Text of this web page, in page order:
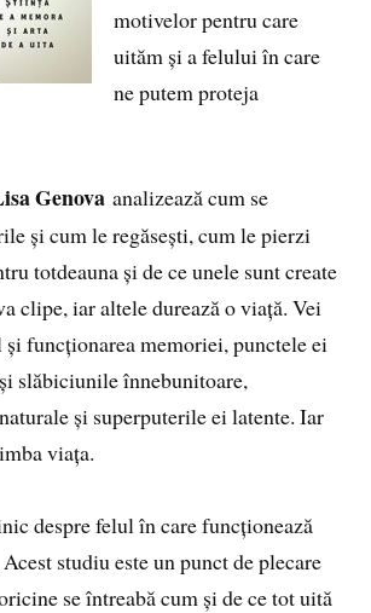
motivelor pentru care
uităm și a felului în care
ne putem proteja
Genova analizează cum se
și cum le regăsești, cum le pierzi
totdeauna și de ce unele sunt create
clipe, iar altele durează o viață. Vei
funcționarea memoriei, punctele ei
slăbiciunile înnebunitoare,
și superputerile ei latente. Iar
viața.
despre felul în care funcționează
studiu este un punct de plecare
se întreabă cum și de ce tot uită